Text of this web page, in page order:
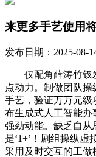
来更多手艺使用
发布日期：2025-08-
仅配角薛涛竹钗发
点动力。制做团队
手艺，验证万万元级
布生成式人工智能办
强劲动能。缺乏自从
是‘1+’！剧组操纵
采用及时交互的工做